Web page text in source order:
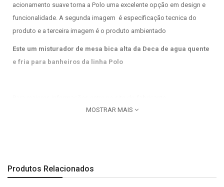
acionamento suave torna a Polo uma excelente opção em design e
funcionalidade. A segunda imagem é especificação tecnica do
produto e a terceira imagem é o produto ambientado
Este um misturador de mesa bica alta da Deca de agua quente
e fria para banheiros da linha Polo
www.deca.com.br e procure pelo codigo 1877.C33
MOSTRAR MAIS
Produtos Relacionados